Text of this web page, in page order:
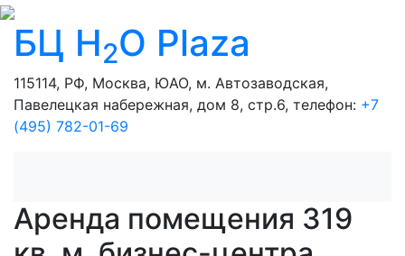
БЦ H2O Plaza
115114, РФ, Москва, ЮАО, м. Автозаводская,
Павелецкая набережная, дом 8, стр.6, телефон: +7
(495) 782-01-69
Аренда помещения 319